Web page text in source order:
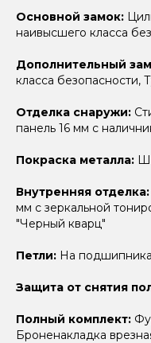
Основной замок:
наивысшего класса
Дополнительный
класса безопасности,
Отделка снаружи:
панель 16 мм с
Покраска металла:
Внутренняя отделка:
мм с зеркальной
"Черный кварц"
Петли: На
Защита от снятия
Полный комплект:
Броненакладка